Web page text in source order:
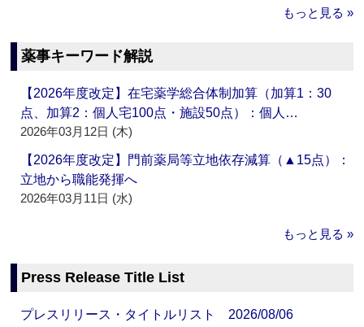
もっと見る »
薬事キーワード解説
【2026年度改定】在宅薬学総合体制加算（加算1：30
点、加算2：個人宅100点・施設50点）：個人…
2026年03月12日 (木)
【2026年度改定】門前薬局等立地依存減算（▲15点）：
立地から職能発揮へ
2026年03月11日 (水)
もっと見る »
Press Release Title List
プレスリリース・タイトルリスト 2026/08/06